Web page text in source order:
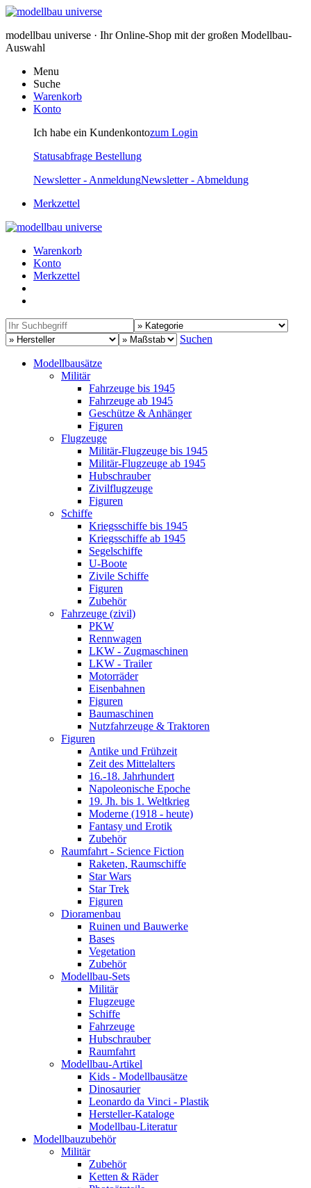
modellbau universe · Ihr Online-Shop mit der großen Modellbau-
Auswahl
Menu
Suche
Warenkorb
Konto
Ich habe ein Kundenkontozum Login
Statusabfrage Bestellung
Newsletter - AnmeldungNewsletter - Abmeldung
Merkzettel
Warenkorb
Konto
Merkzettel
Suchen
Modellbausätze
Militär
Fahrzeuge bis 1945
Fahrzeuge ab 1945
Geschütze & Anhänger
Figuren
Flugzeuge
Militär-Flugzeuge bis 1945
Militär-Flugzeuge ab 1945
Hubschrauber
Zivilflugzeuge
Figuren
Schiffe
Kriegsschiffe bis 1945
Kriegsschiffe ab 1945
Segelschiffe
U-Boote
Zivile Schiffe
Figuren
Zubehör
Fahrzeuge (zivil)
PKW
Rennwagen
LKW - Zugmaschinen
LKW - Trailer
Motorräder
Eisenbahnen
Figuren
Baumaschinen
Nutzfahrzeuge & Traktoren
Figuren
Antike und Frühzeit
Zeit des Mittelalters
16.-18. Jahrhundert
Napoleonische Epoche
19. Jh. bis 1. Weltkrieg
Moderne (1918 - heute)
Fantasy und Erotik
Zubehör
Raumfahrt - Science Fiction
Raketen, Raumschiffe
Star Wars
Star Trek
Figuren
Dioramenbau
Ruinen und Bauwerke
Bases
Vegetation
Zubehör
Modellbau-Sets
Militär
Flugzeuge
Schiffe
Fahrzeuge
Hubschrauber
Raumfahrt
Modellbau-Artikel
Kids - Modellbausätze
Dinosaurier
Leonardo da Vinci - Plastik
Hersteller-Kataloge
Modellbau-Literatur
Modellbauzubehör
Militär
Zubehör
Ketten & Räder